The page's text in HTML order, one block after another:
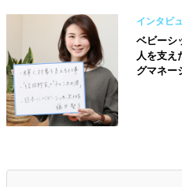
インタビ
ベビーシ
人を支え
グマネー